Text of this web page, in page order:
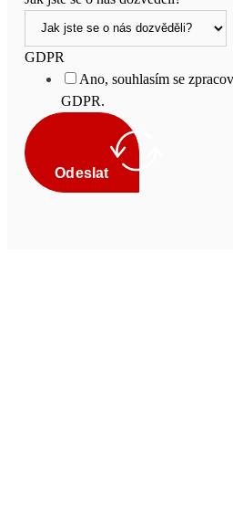
GDPR
Ano, souhlasím se
GDPR.
Odeslat